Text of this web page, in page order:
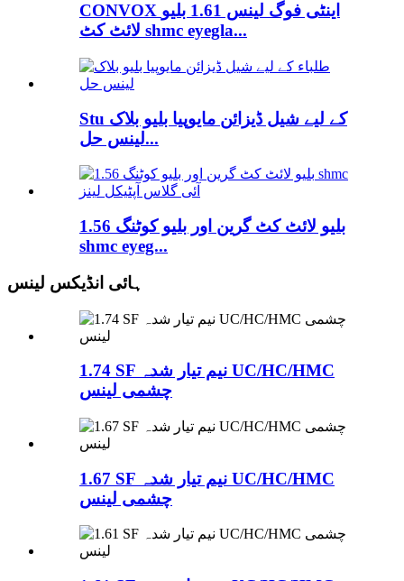
CONVOX اینٹی فوگ لینس 1.61 بلیو
لائٹ کٹ shmc eyegla...
Stu کے لیے شیل ڈیزائن مایوپیا بلیو بلاک
لینس حل...
1.56 بلیو لائٹ کٹ گرین اور بلیو کوٹنگ
shmc eyeg...
ہائی انڈیکس لینس
1.74 SF نیم تیار شدہ UC/HC/HMC
چشمی لینس
1.67 SF نیم تیار شدہ UC/HC/HMC
چشمی لینس